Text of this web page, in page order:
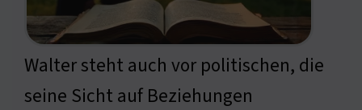
Walter steht auch vor politischen, die
seine Sicht auf Beziehungen